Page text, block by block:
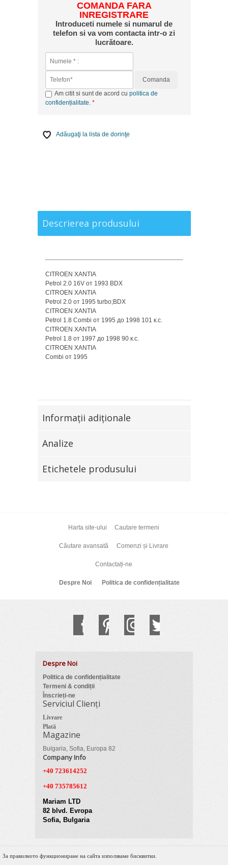
COMANDA FARA
INREGISTRARE
Introduceti numele si numarul de
telefon si va vom contacta intr-o zi
lucrătoare.
Comanda
Am citit si sunt de acord cu politica de
confidențialitate.
Adăugaţi la lista de dorinţe
Descrierea produsului
CITROEN XANTIA
Petrol 2.0 16V от 1993 BDX
CITROEN XANTIA
Petrol 2.0 от 1995 turbo;BDX
CITROEN XANTIA
Petrol 1.8 Combi от 1995 до 1998 101 к.с.
CITROEN XANTIA
Petrol 1.8 от 1997 до 1998 90 к.с.
CITROEN XANTIA
Combi от 1995
Informaţii adiţionale
Analize
Etichetele produsului
Harta site-ului Cautare termeni
Căutare avansată Comenzi și Livrare
Contactați-ne
Despre Noi Politica de confidențialitate
Despre Noi
Politica de confidențialitate
Termeni & condiții
Înscrieți-ne
Serviciul Clienți
Livrare
Plată
Magazine
Bulgaria, Sofia, Europa 82
Company Info
+40 723614252
+40 735785612
Mariam LTD
82 blvd. Evropa
Sofia, Bulgaria
© 2012 Zimber Tools. All Rights Reserved.
За правилното функциониране на сайта използваме бисквитки.